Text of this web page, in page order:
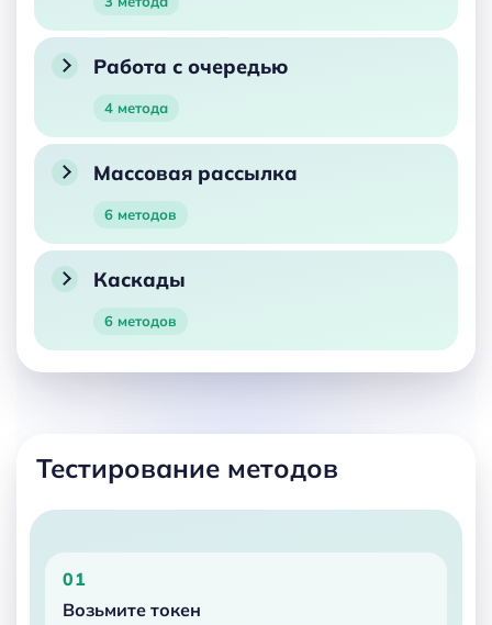
Работа с очередью
4 метода
Массовая рассылка
6 методов
Каскады
6 методов
Тестирование методов
01
Возьмите токен